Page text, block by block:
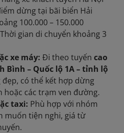
dừng tại bãi biển Hải
100.000 – 150.000
gian di chuyển khoảng 3
xe máy: Đi theo tuyến cao
Bình – Quốc lộ 1A – tỉnh lộ
đẹp, có thể kết hợp dừng
hoặc các trạm ven đường.
taxi: Phù hợp với nhóm
muốn tiện nghi, giá từ